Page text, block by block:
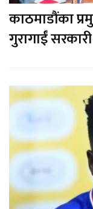
काठमाडौंका
गुरागाईं